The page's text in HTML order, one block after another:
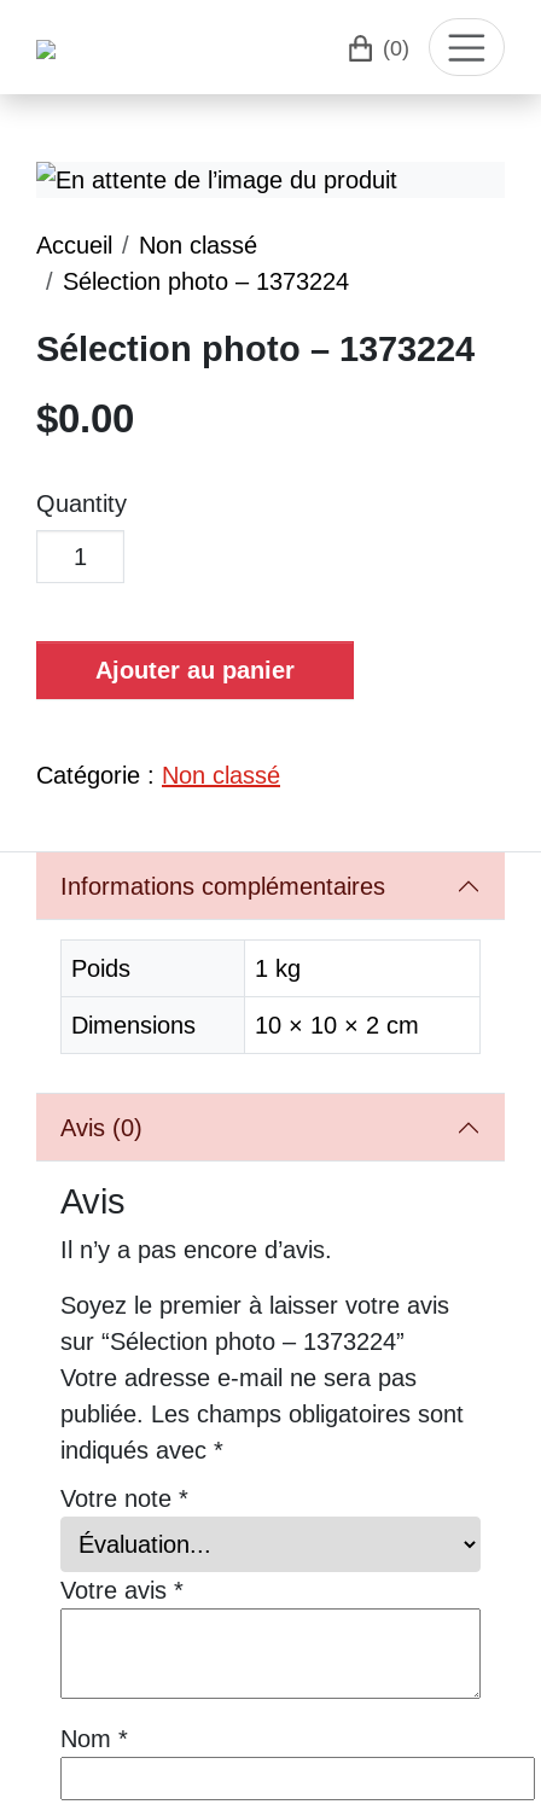
(0)
Accueil
Non classé
Sélection photo – 1373224
Sélection photo – 1373224
$0.00
Quantity
Ajouter au panier
Catégorie : Non classé
Informations complémentaires
Poids 1 kg
Dimensions 10 × 10 × 2 cm
Avis (0)
Avis
Il n’y a pas encore d’avis.
Soyez le premier à laisser votre avis
sur “Sélection photo – 1373224”
Votre adresse e-mail ne sera pas
publiée. Les champs obligatoires sont
indiqués avec *
Votre note *
Votre avis *
Nom *